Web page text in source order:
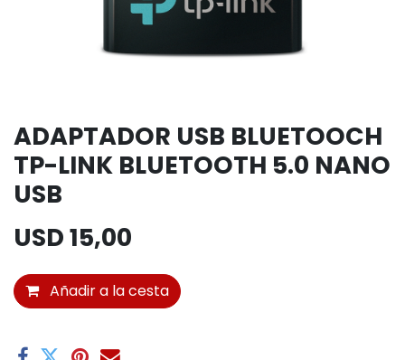
ADAPTADOR USB BLUETOOCH
TP-LINK BLUETOOTH 5.0 NANO
USB
USD15,00
Añadir a la cesta